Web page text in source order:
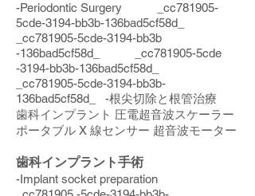
-Periodontic Surgery _cc781905-
5cde-3194-bb3b-136bad5cf58d_
_cc781905-5cde-3194-bb3b
-136bad5cf58d_ _cc781905-5cde
-3194-bb3b-136bad5cf58d_
_cc781905-5cde-3194-bb3b-
136bad5cf58d_ -根尖切除と根管治療
歯科インプラント 圧電超音波スケーラー
ポータブル X 線センサー 超音波モーター
歯科インプラント手術
-Implant socket preparation